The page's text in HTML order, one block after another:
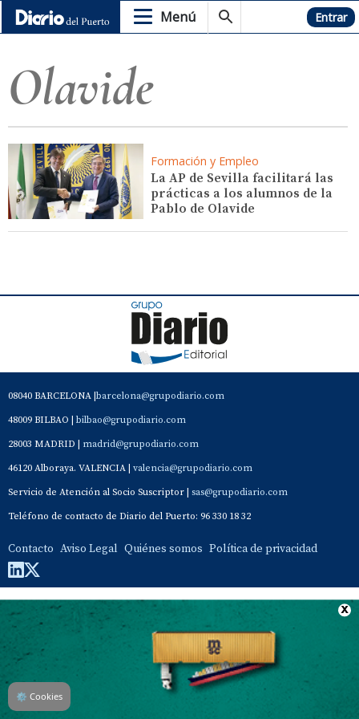
Menú Hemeroteca Entrar
Olavide
Formación y Empleo
La AP de Sevilla facilitará las
prácticas a los alumnos de la
Pablo de Olavide
08040 BARCELONA | barcelona@grupodiario.com
48009 BILBAO | bilbao@grupodiario.com
28003 MADRID | madrid@grupodiario.com
46120 Alboraya. VALENCIA | valencia@grupodiario.com
Servicio de Atención al Socio Suscriptor | sas@grupodiario.com
Teléfono de contacto de Diario del Puerto: 96 330 18 32
Contacto Aviso Legal Quiénes somos Política de privacidad
⚙ Cookies